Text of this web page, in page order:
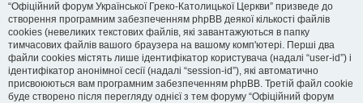
“Офіційний форум Української Греко-Католицької Церкви” призведе до
створення програмним забезпеченням phpBB деякої кількості файлів
cookies (невеликих текстових файлів, які завантажуються в папку
тимчасових файлів вашого браузера на вашому комп'ютері. Перші два
файли cookies містять лише ідентифікатор користувача (надалі “user-id”) і
ідентифікатор анонімної сесії (надалі “session-id”), які автоматично
присвоюються вам програмним забезпеченням phpBB. Третій файл cookie
буде створено після перегляду однієї з тем форуму “Офіційний форум